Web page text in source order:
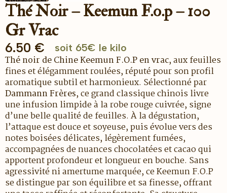
Thé Noir – Keemun F.o.p – 100
Gr Vrac
6.50 € soit 65€ le kilo
Thé noir de Chine Keemun F.O.P en vrac, aux feuilles
fines et élégamment roulées, réputé pour son profil
aromatique subtil et harmonieux. Sélectionné par
Dammann Frères, ce grand classique chinois livre
une infusion limpide à la robe rouge cuivrée, signe
d’une belle qualité de feuilles. À la dégustation,
l’attaque est douce et soyeuse, puis évolue vers des
notes boisées délicates, légèrement fumées,
accompagnées de nuances chocolatées et cacao qui
apportent profondeur et longueur en bouche. Sans
agressivité ni amertume marquée, ce Keemun F.O.P
se distingue par son équilibre et sa finesse, offrant